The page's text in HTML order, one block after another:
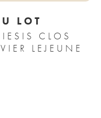
LOT
CLOS
LEJEUNE